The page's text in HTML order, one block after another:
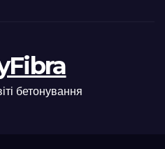
бетонування